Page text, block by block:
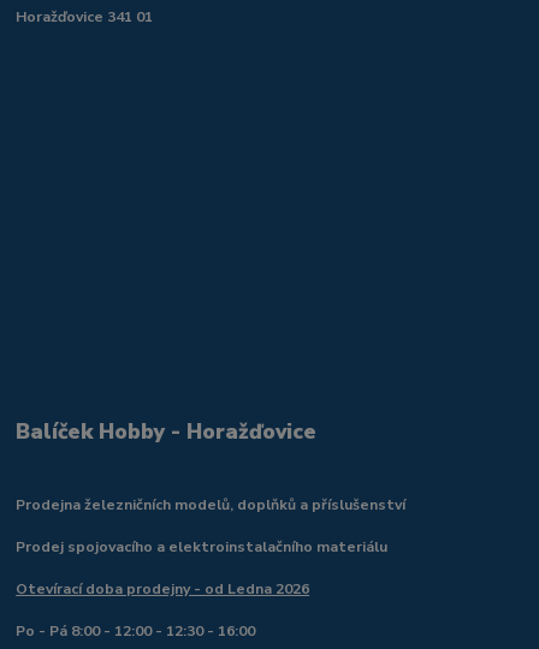
Horažďovice 341 01
Balíček Hobby - Horažďovice
Prodejna železničních modelů, doplňků a příslušenství
Prodej spojovacího a elektroinstalačního materiálu
Otevírací doba prodejny - od Ledna 2026
Po - Pá 8:00 - 12:00 - 12:30 - 16:00